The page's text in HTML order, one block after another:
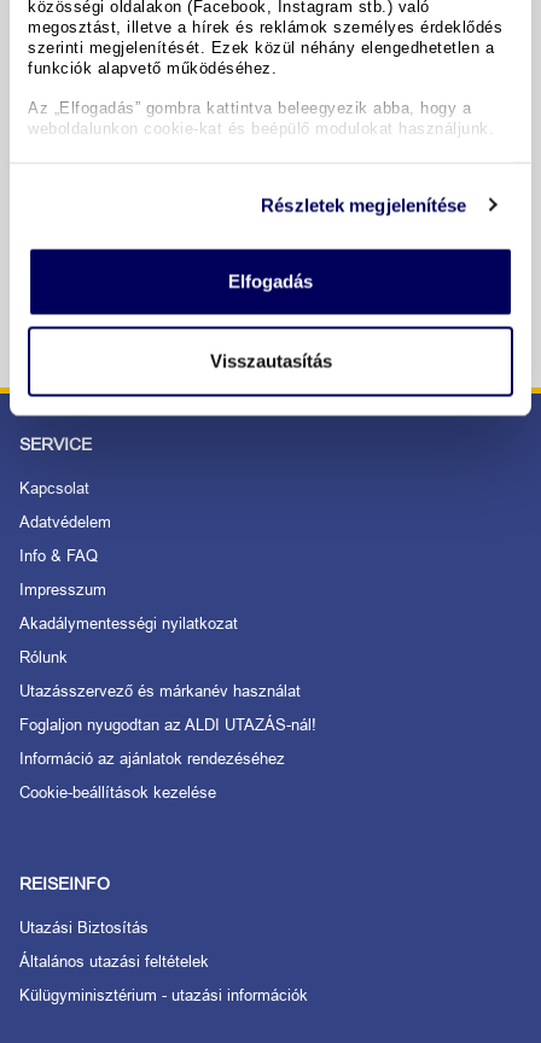
közösségi oldalakon (Facebook, Instagram stb.) való
megosztást, illetve a hírek és reklámok személyes érdeklődés
szerinti megjelenítését. Ezek közül néhány elengedhetetlen a
funkciók alapvető működéséhez.
Az „Elfogadás” gombra kattintva beleegyezik abba, hogy a
weboldalunkon cookie-kat és beépülő modulokat használjunk.
Részletek megjelenítése
Elfogadás
Visszautasítás
Termine & Preise
Copyright GIATA 2004 - 2026. Multilingual, powered by
SERVICE
Kapcsolat
Adatvédelem
Info & FAQ
Impresszum
Akadálymentességi nyilatkozat
Rólunk
Utazásszervező és márkanév használat
Foglaljon nyugodtan az ALDI UTAZÁS-nál!
Információ az ajánlatok rendezéséhez
Cookie-beállítások kezelése
REISEINFO
Utazási Biztosítás
Általános utazási feltételek
Külügyminisztérium - utazási információk